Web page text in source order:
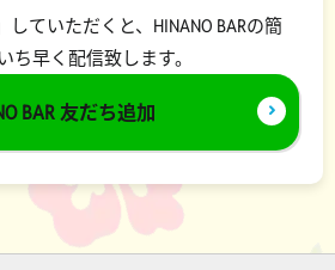
していただくと、HINANO BARの簡
ち早く配信致します。
BAR 友だち追加